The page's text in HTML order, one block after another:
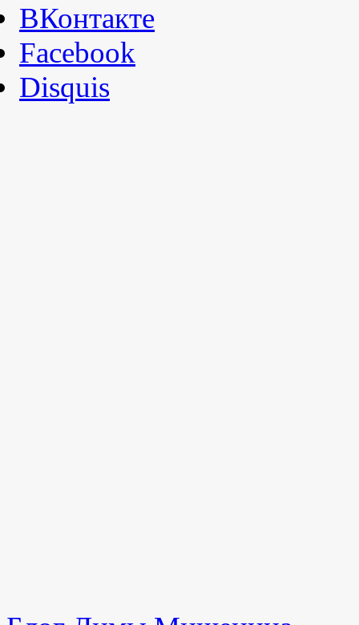
ВКонтакте
Facebook
Disquis